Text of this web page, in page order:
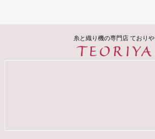
糸と織り機の専門店 ておりや